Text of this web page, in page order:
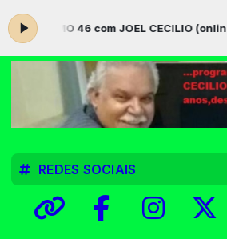
46 com JOEL CECILIO (online-
REDES SOCIAIS